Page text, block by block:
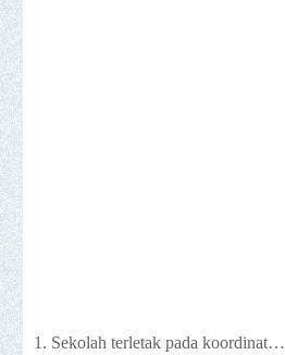
1. Sekolah terletak pada koordinat…